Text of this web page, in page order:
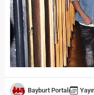
Bayburt Portalı